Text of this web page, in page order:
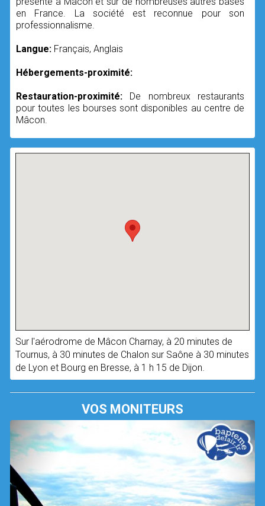
en France. La société est reconnue pour son
professionnalisme.
Langue: Français, Anglais
Hébergements-proximité:
Restauration-proximité: De nombreux restaurants
pour toutes les bourses sont disponibles au centre de
Mâcon.
Sur l'aérodrome de Mâcon Charnay, à 20 minutes de
Tournus, à 30 minutes de Chalon sur Saône à 30 minutes
de Lyon et Bourg en Bresse, à 1 h 15 de Dijon.
VOS MONITEURS